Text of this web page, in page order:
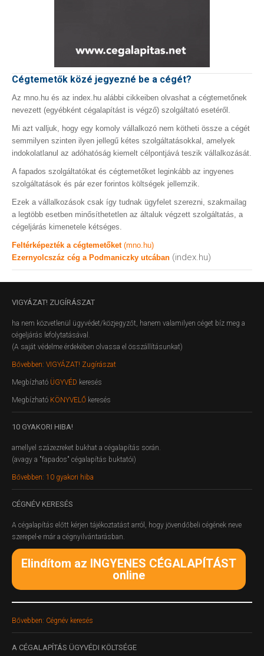
Cégtemetők közé jegyezné be a cégét?
Az mno.hu és az index.hu alábbi cikkeiben olvashat a cégtemetőnek
nevezett (egyébként cégalapítást is végző) szolgáltató esetéről.
Mi azt valljuk, hogy egy komoly vállalkozó nem kötheti össze a cégét
semmilyen szinten ilyen jellegű kétes szolgáltatásokkal, amelyek
indokolatlanul az adóhatóság kiemelt célpontjává teszik vállalkozását.
A fapados szolgáltatókat és cégtemetőket leginkább az ingyenes
szolgáltatások és pár ezer forintos költségek jellemzik.
Ezek a vállalkozások csak így tudnak ügyfelet szerezni, szakmailag
a legtöbb esetben minősíthetetlen az általuk végzett szolgáltatás, a
cégeljárás kimenetele kétséges.
Feltérképezték a cégtemetőket (mno.hu)
Ezernyolcszáz cég a Podmaniczky utcában (index.hu)
VIGYÁZAT! ZUGÍRÁSZAT
ha nem közvetlenül ügyvédet/közjegyzőt, hanem valamilyen céget bíz meg a
cégeljárás lefolytatásával.
(A saját védelme érdekében olvassa el összállításunkat)
Bővebben: VIGYÁZAT! Zugírászat
Megbízható ÜGYVÉD keresés
Megbízható KÖNYVELŐ keresés
10 GYAKORI HIBA!
amellyel százezreket bukhat a cégalapítás során.
(avagy a "fapados" cégalapítás buktatói)
Bővebben: 10 gyakori hiba
CÉGNÉV KERESÉS
A cégalapítás előtt kérjen tájékoztatást arról, hogy jövendőbeli cégének neve
szerepel-e már a cégnyilvántarásban.
Elindítom az INGYENES CÉGALAPÍTÁST
online
Bővebben: Cégnév keresés
A CÉGALAPÍTÁS ÜGYVÉDI KÖLTSÉGE